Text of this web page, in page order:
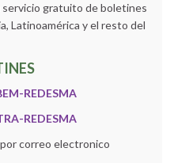
gratuito de boletines
Latinoamérica y el resto del
REDESMA
REDESMA
correo electronico